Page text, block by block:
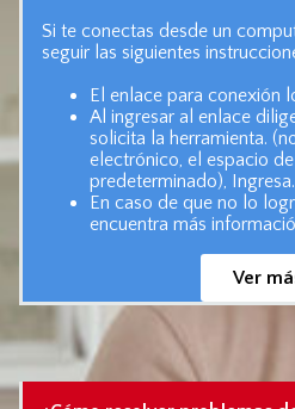
Si te conectas desde un
seguir las siguientes
El enlace para conexión
Al ingresar al enlace
solicita la herramienta.
electrónico, el espacio
predeterminado), Ingresa.
En caso de que no lo
encuentra más
Ver